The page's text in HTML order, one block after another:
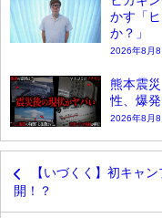
かす「
か？」
2026年8月8
熊本震
性、爆
2026年8月8
【いづくく】初キャ
開！？